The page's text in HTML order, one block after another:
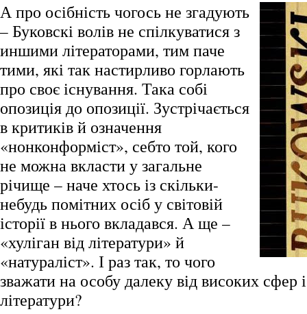
А про осібність чогось не згадують
– Буковскі волів не спілкуватися з
иншими літераторами, тим паче
тими, які так настирливо горлають
про своє існування. Така собі
опозиція до опозиції. Зустрічається
в критиків й означення
«нонконформіст», себто той, кого
не можна вкласти у загальне
річище – наче хтось із скільки-
небудь помітних осіб у світовій
історії в нього вкладався. А ще –
«хуліган від літератури» й
«натураліст». І раз так, то чого
зважати на особу далеку від високих сфер
літератури?